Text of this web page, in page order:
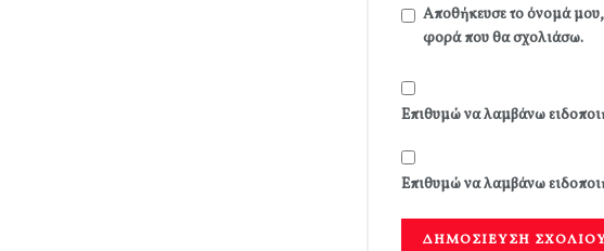
Αποθήκευσε το όνομά μου,
φορά που θα σχολιάσω.
Επιθυμώ να λαμβάνω
Επιθυμώ να λαμβάνω